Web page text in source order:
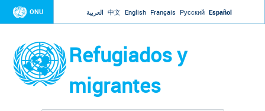
Jump to navigation
ONU العربية 中文 English Français Русский Español
Refugiados y
migrantes